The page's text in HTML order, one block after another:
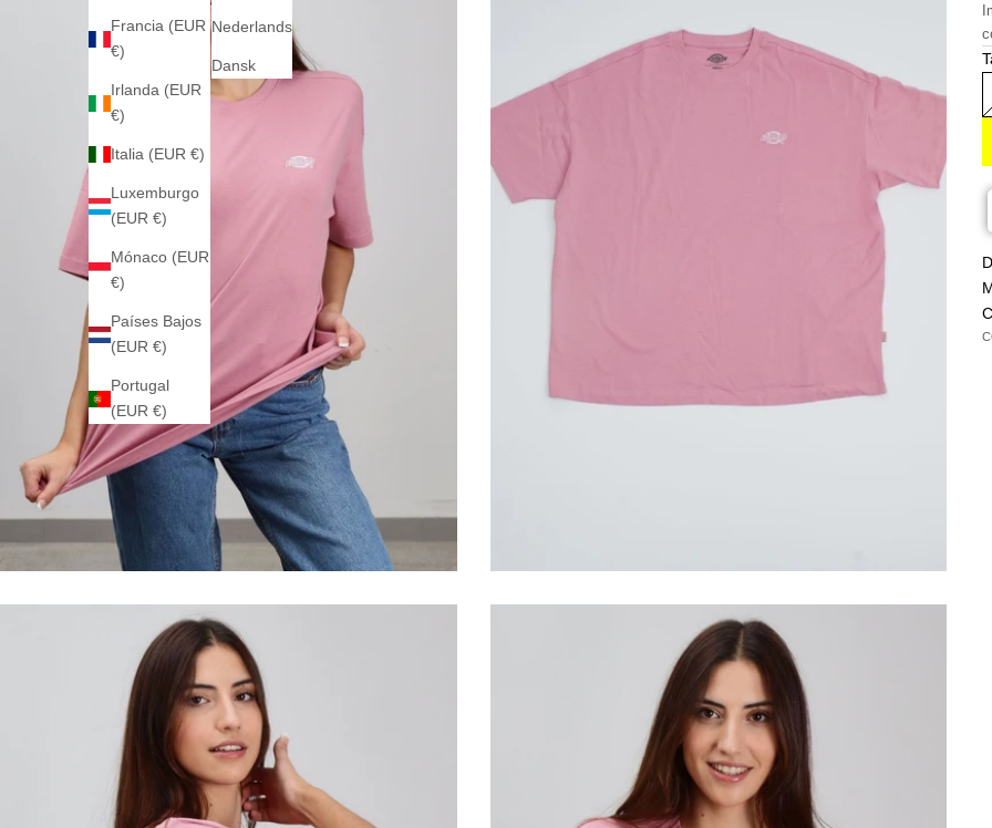
Francia (EUR
€)
Irlanda (EUR
€)
Italia (EUR €)
Luxemburgo
(EUR €)
Mónaco (EUR
€)
Países Bajos
(EUR €)
Portugal
(EUR €)
Nederlands
Dansk